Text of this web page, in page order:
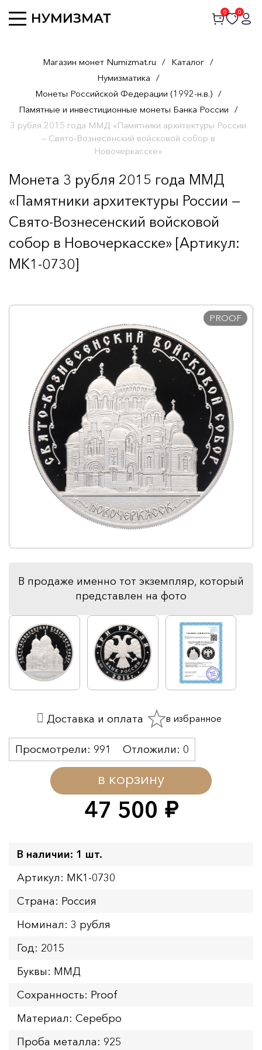
0 0
Магазин монет Numizmat.ru / Каталог /
Нумизматика /
Монеты Российской Федерации (1992-н.в.) /
Памятные и инвестиционные монеты Банка России /
3 рубля 2015 года ММД «Памятники архитектуры России
— Свято-Вознесенский войсковой собор в
Новочеркасске»
Монета 3 рубля 2015 года ММД
«Памятники архитектуры России —
Свято-Вознесенский войсковой
собор в Новочеркасске» [Артикул:
MK1-0730]
PROOF
В продаже именно тот экземпляр, который
представлен на фото
47 500 руб.
в корзину
Просмотрели: 991 Отложили: 0
Доставка и оплата в избранное
В наличии: 1 шт.
Артикул: MK1-0730
Страна: Россия
Номинал: 3 рубля
Год: 2015
Буквы: ММД
Сохранность: Proof
Материал: Серебро
Проба металла: 925